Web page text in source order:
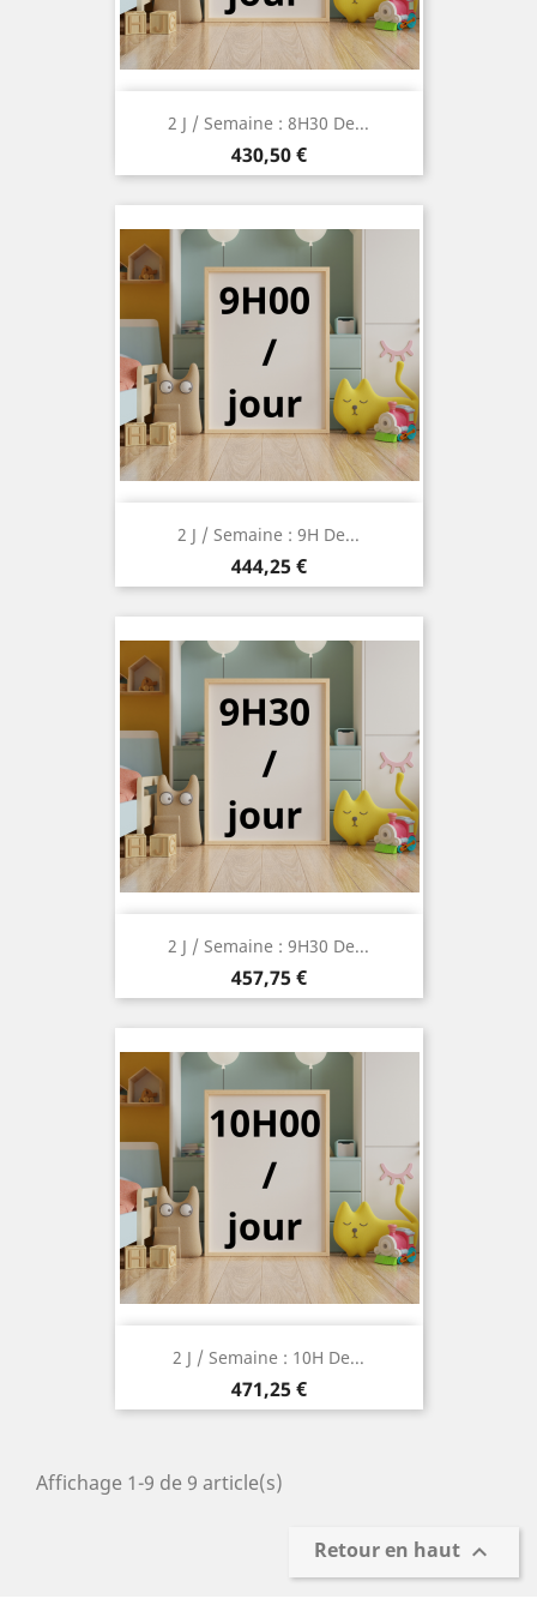
2 J / Semaine : 8H30 De...
Prix
430,50 €
2 J / Semaine : 9H De...
Prix
444,25 €
2 J / Semaine : 9H30 De...
Prix
457,75 €
2 J / Semaine : 10H De...
Prix
471,25 €
Affichage 1-9 de 9 article(s)
Retour en haut 